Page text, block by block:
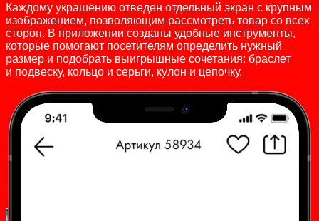
Каждому украшению отведен отдельный экран с крупным
изображением, позволяющим рассмотреть товар со всех
сторон. В приложении созданы удобные инструменты,
которые помогают посетителям определить нужный
размер и подобрать выигрышные сочетания: браслет
и подвеску, кольцо и серьги, кулон и цепочку.